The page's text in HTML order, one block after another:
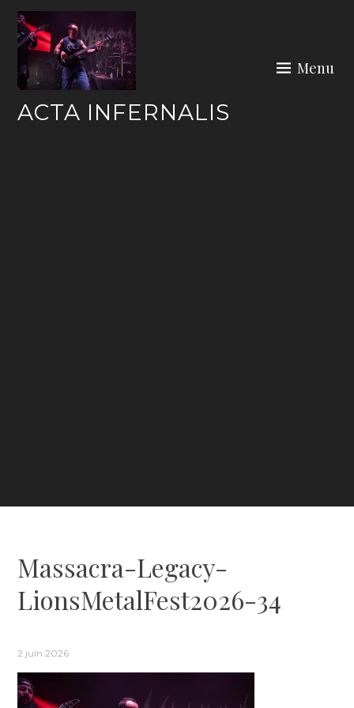
Skip
content
ACTA INFERNALIS
Menu
Massacra-Legacy-
LionsMetalFest2026-34
2 juin 2026